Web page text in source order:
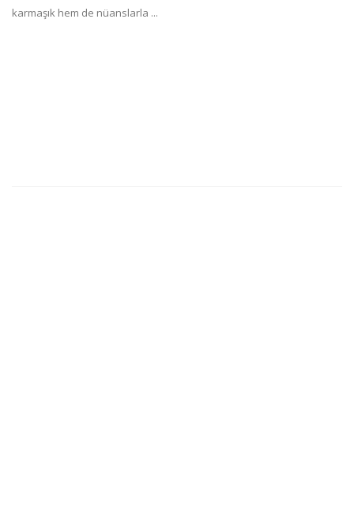
karmaşık hem de nüanslarla ...